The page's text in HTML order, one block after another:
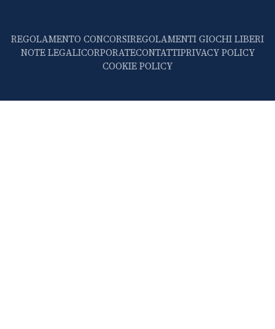
REGOLAMENTO CONCORSIREGOLAMENTI GIOCHI LIBERI
NOTE LEGALICORPORATECONTATTIPRIVACY POLICY
COOKIE POLICY